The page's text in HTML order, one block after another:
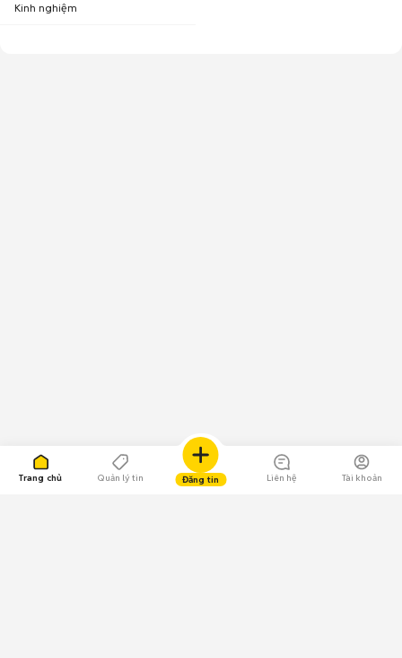
Trang chủ Quản lý tin Đăng tin Liên hệ Tài khoản
Kinh nghiệm